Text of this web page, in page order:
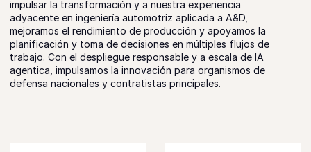
impulsar la transformación y a nuestra experiencia
adyacente en ingeniería automotriz aplicada a A&D,
mejoramos el rendimiento de producción y apoyamos la
planificación y toma de decisiones en múltiples flujos de
trabajo. Con el despliegue responsable y a escala de IA
agentica, impulsamos la innovación para organismos de
defensa nacionales y contratistas principales.